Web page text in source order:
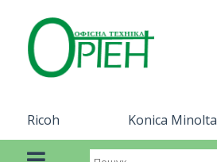
Ricoh Konica Minolta